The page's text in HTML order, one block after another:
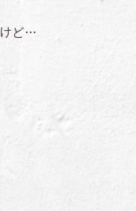
ど…